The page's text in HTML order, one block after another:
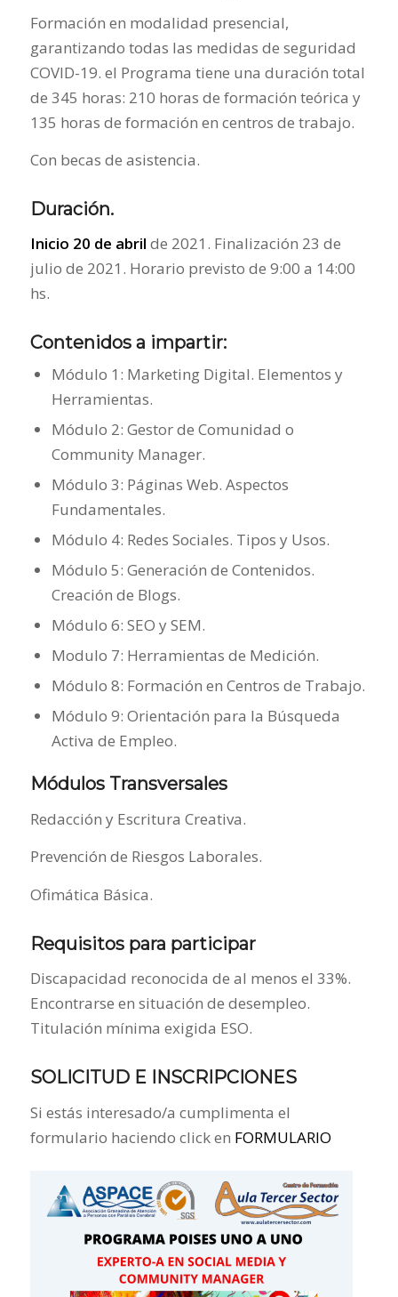
Formación en modalidad presencial,
garantizando todas las medidas de seguridad
COVID-19. el Programa tiene una duración total
de 345 horas: 210 horas de formación teórica y
135 horas de formación en centros de trabajo.
Con becas de asistencia.
Duración.
Inicio 20 de abril de 2021. Finalización 23 de
julio de 2021. Horario previsto de 9:00 a 14:00
hs.
Contenidos a impartir:
Módulo 1: Marketing Digital. Elementos y
Herramientas.
Módulo 2: Gestor de Comunidad o
Community Manager.
Módulo 3: Páginas Web. Aspectos
Fundamentales.
Módulo 4: Redes Sociales. Tipos y Usos.
Módulo 5: Generación de Contenidos.
Creación de Blogs.
Módulo 6: SEO y SEM.
Modulo 7: Herramientas de Medición.
Módulo 8: Formación en Centros de Trabajo.
Módulo 9: Orientación para la Búsqueda
Activa de Empleo.
Módulos Transversales
Redacción y Escritura Creativa.
Prevención de Riesgos Laborales.
Ofimática Básica.
Requisitos para participar
Discapacidad reconocida de al menos el 33%.
Encontrarse en situación de desempleo.
Titulación mínima exigida ESO.
SOLICITUD E INSCRIPCIONES
Si estás interesado/a cumplimenta el
formulario haciendo click en FORMULARIO